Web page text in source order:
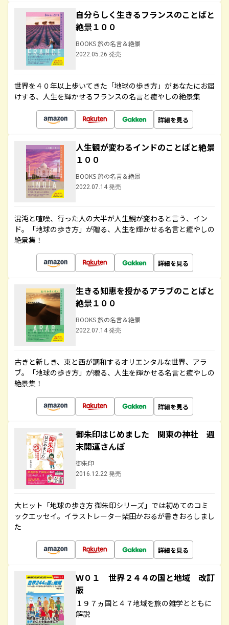
自分らしく生きるフランスのことばと
絶景１００
BOOKS 旅の名言＆絶景
2022.05.26 発売
世界を４０年以上歩いてきた「地球の歩き方」があなたにお届
けする、人生を輝かせるフランスの名言と癒やしの絶景集
詳細を見る
人生観が変わるインドのことばと絶景
１００
BOOKS 旅の名言＆絶景
2022.07.14 発売
混沌と喧噪、行った人の大半が人生観が変わると言う、イン
ド。「地球の歩き方」が贈る、人生を輝かせる名言と癒やしの
絶景集！
詳細を見る
生きる知恵を授かるアラブのことばと
絶景１００
BOOKS 旅の名言＆絶景
2022.07.14 発売
古きと新しき、東と西が調和するオリエンタルな世界、アラ
ブ。「地球の歩き方」が贈る、人生を輝かせる名言と癒やしの
絶景集！
詳細を見る
御朱印はじめました 関東の神社 週
末開運さんぽ
御朱印
2016.12.22 発売
大ヒット「地球の歩き方 御朱印シリーズ」では初めてのコミ
ックエッセイ。イラストレーター柴田かおるが書きおろしまし
た
詳細を見る
Ｗ０１ 世界２４４の国と地域 改訂
版
１９７ヵ国と４７地域を旅の雑学とともに
解説